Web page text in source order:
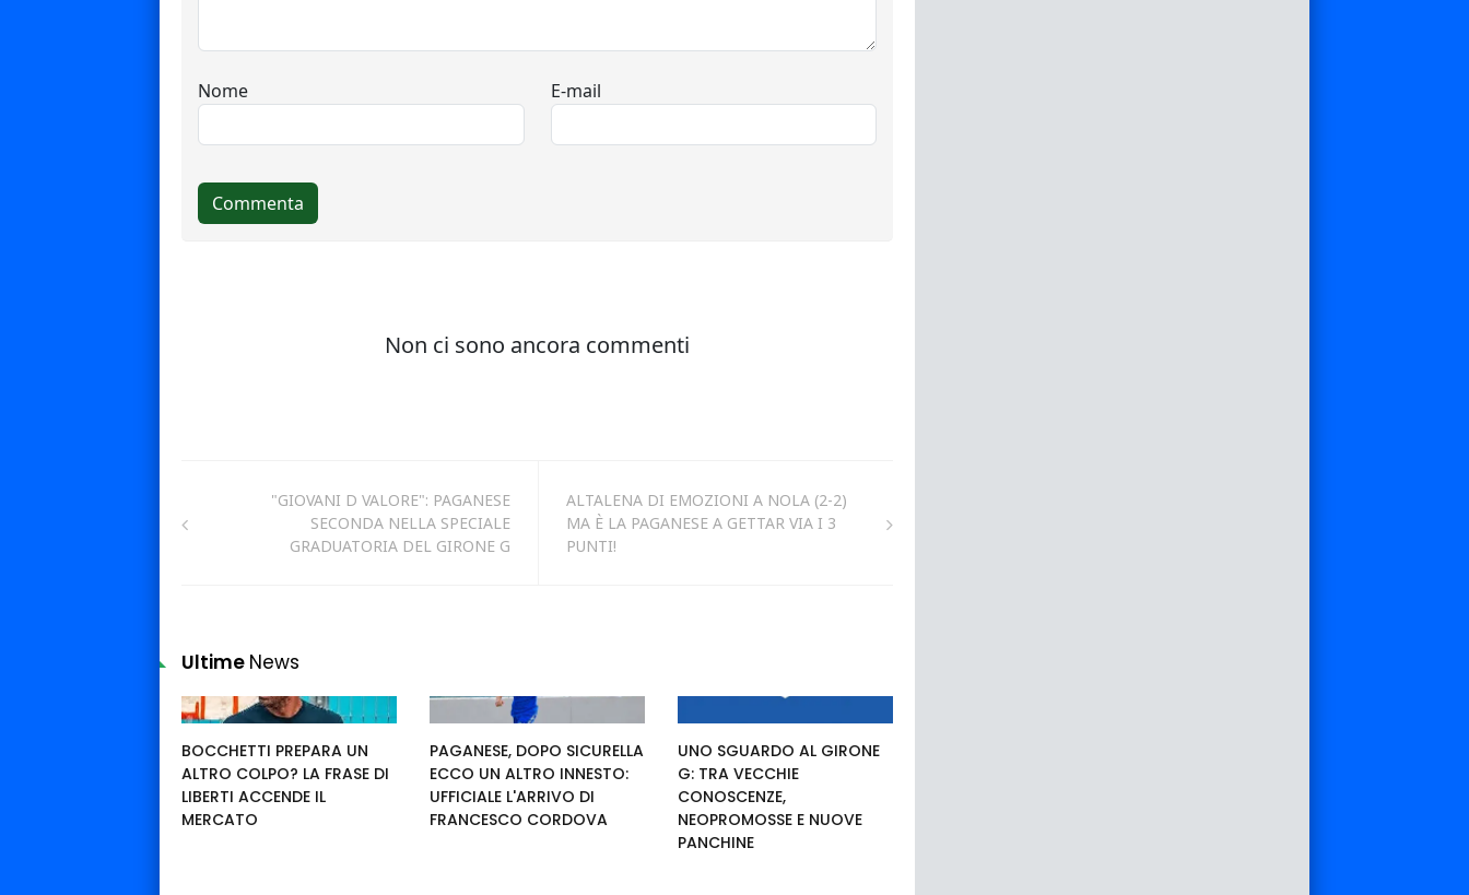
"GIOVANI D VALORE": PAGANESE
SECONDA NELLA SPECIALE
GRADUATORIA DEL GIRONE G
ALTALENA DI EMOZIONI A NOLA (2-2)
MA È LA PAGANESE A GETTAR VIA I 3
PUNTI!
Ultime News
BOCCHETTI PREPARA UN
ALTRO COLPO? LA FRASE DI
LIBERTI ACCENDE IL
MERCATO
PAGANESE, DOPO SICURELLA
ECCO UN ALTRO INNESTO:
UFFICIALE L'ARRIVO DI
FRANCESCO CORDOVA
UNO SGUARDO AL GIRONE
G: TRA VECCHIE
CONOSCENZE,
NEOPROMOSSE E NUOVE
PANCHINE